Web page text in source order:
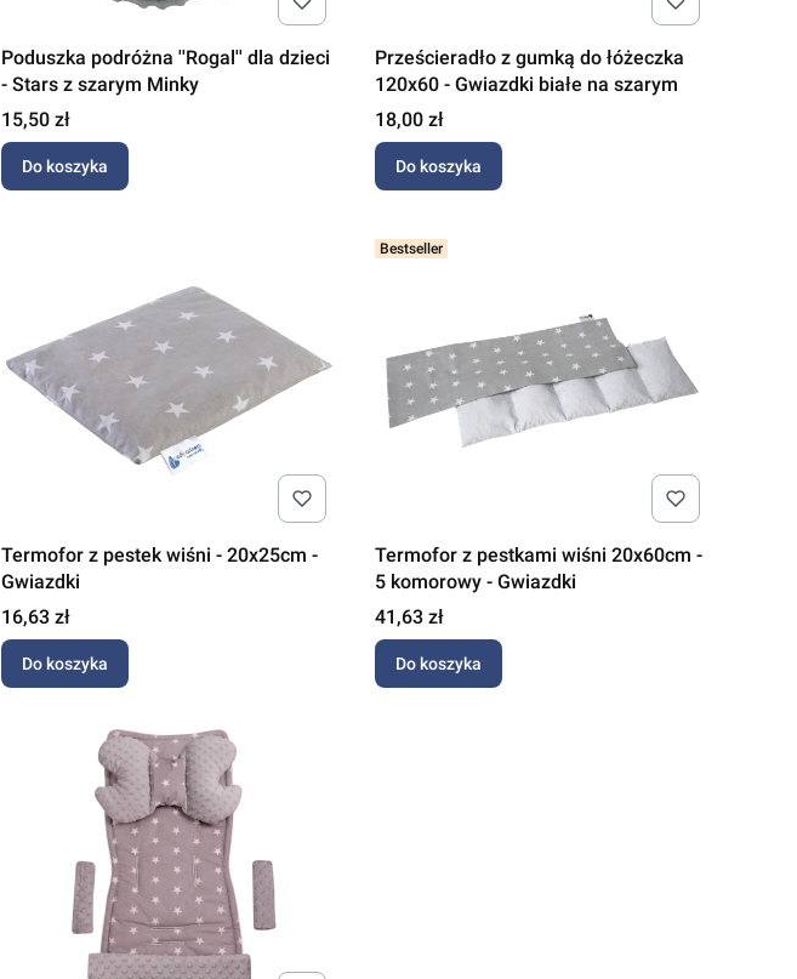
Poduszka podróżna ''Rogal'' dla dzieci
- Stars z szarym Minky
Cena
15,50 zł
Do koszyka
Prześcieradło z gumką do łóżeczka
120x60 - Gwiazdki białe na szarym
Cena
18,00 zł
Do koszyka
Termofor z pestek wiśni - 20x25cm -
Gwiazdki
Cena
16,63 zł
Do koszyka
Bestseller
Termofor z pestkami wiśni 20x60cm -
5 komorowy - Gwiazdki
Cena
41,63 zł
Do koszyka